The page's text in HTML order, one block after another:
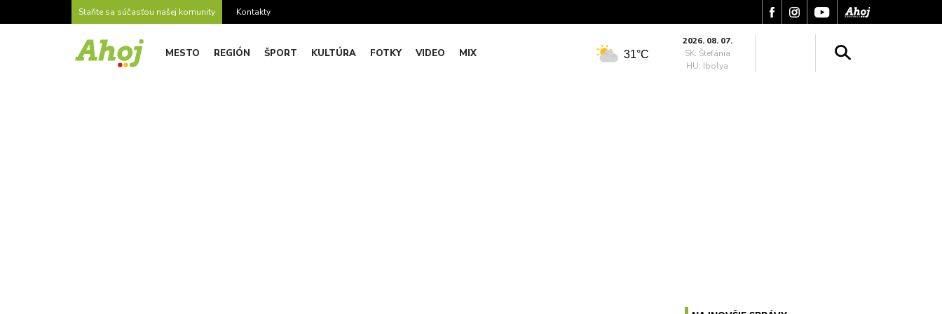
Staňte sa súčasťou našej komunity Kontakty
MESTO REGIÓN ŠPORT KULTÚRA FOTKY VIDEO MIX 31°C
2026. 08. 07.
SK: Štefánia
HU: Ibolya